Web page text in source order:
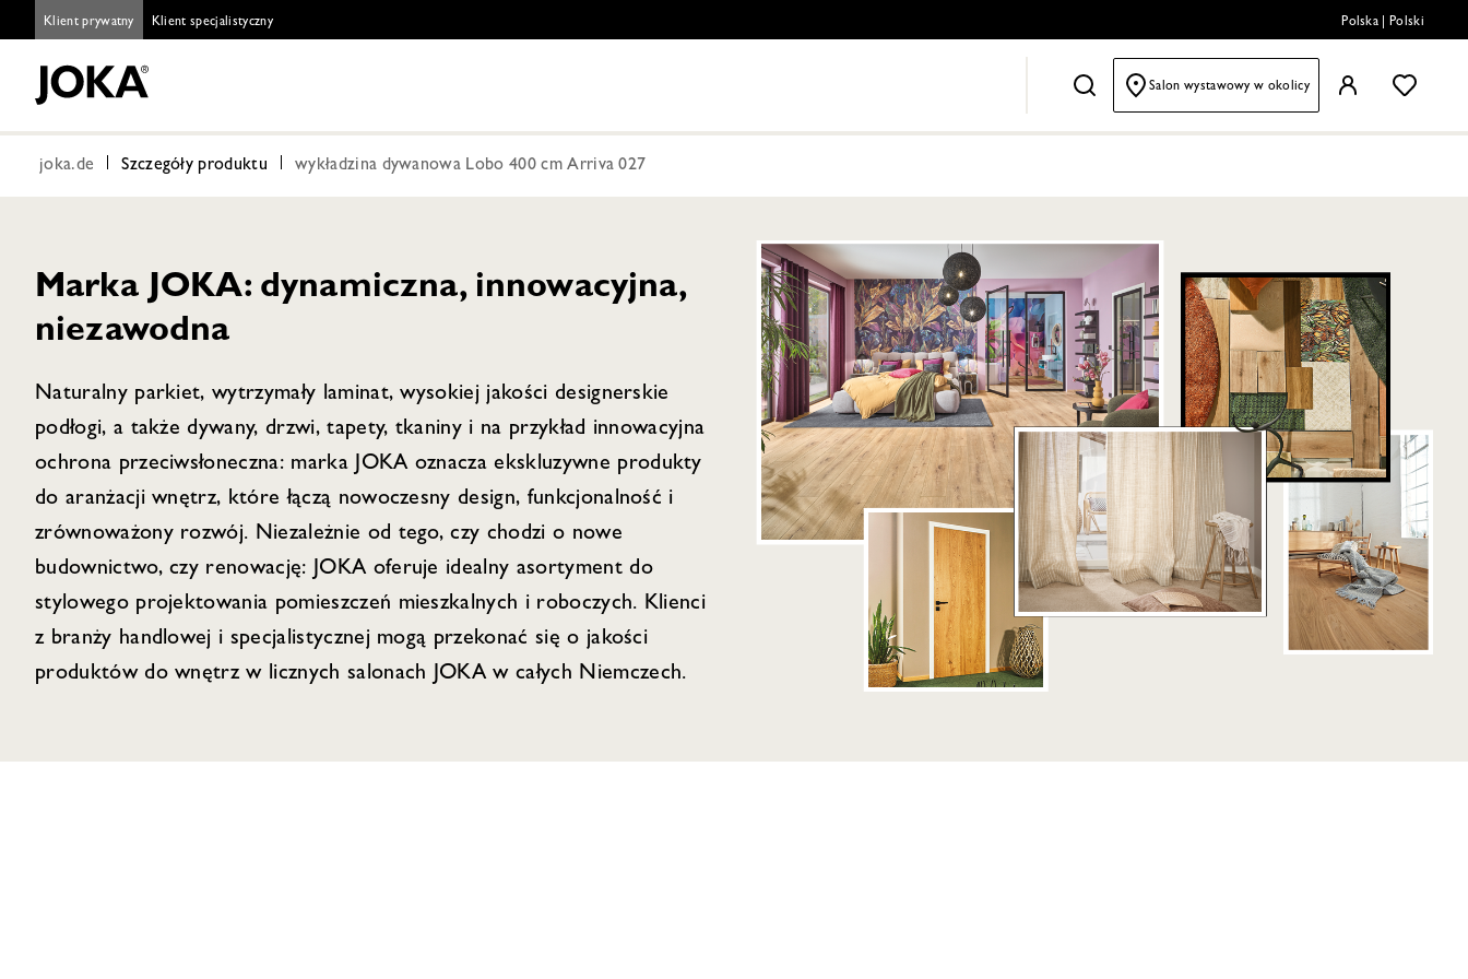
Klient prywatny Klient specjalistyczny Polska |Polski
Salon wystawowy w okolicy
joka.de Szczegóły produktu wykładzina dywanowa Lobo 400 cm Arriva 027
Marka JOKA: dynamiczna, innowacyjna,
niezawodna
Naturalny parkiet, wytrzymały laminat, wysokiej jakości designerskie
podłogi, a także dywany, drzwi, tapety, tkaniny i na przykład innowacyjna
ochrona przeciwsłoneczna: marka JOKA oznacza ekskluzywne produkty
do aranżacji wnętrz, które łączą nowoczesny design, funkcjonalność i
zrównoważony rozwój. Niezależnie od tego, czy chodzi o nowe
budownictwo, czy renowację: JOKA oferuje idealny asortyment do
stylowego projektowania pomieszczeń mieszkalnych i roboczych. Klienci
z branży handlowej i specjalistycznej mogą przekonać się o jakości
produktów do wnętrz w licznych salonach JOKA w całych Niemczech.